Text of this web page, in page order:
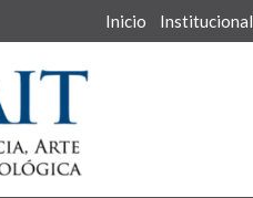
Inicio Institucional